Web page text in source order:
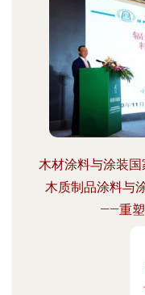
木材涂料与涂装
木质制品涂料与
——重塑